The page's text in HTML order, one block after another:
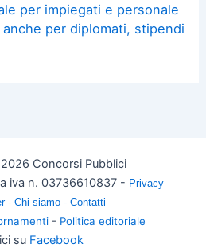
per impiegati e personale
per diplomati, stipendi
Concorsi Pubblici
iva n. 03736610837 - Privacy
- Chi siamo - Contatti
- Politica editoriale
su Facebook